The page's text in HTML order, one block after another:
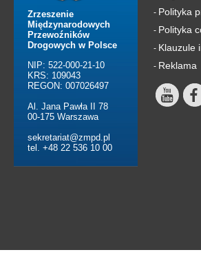
Zrzeszenie
Międzynarodowych
Przewoźników
Drogowych w Polsce
NIP: 522-000-21-10
KRS: 109043
REGON: 007026497
Al. Jana Pawła II 78
00-175 Warszawa
sekretariat@zmpd.pl
tel. +48 22 536 10 00
- Polityka
- Polityka
- Klauzule
- Reklama